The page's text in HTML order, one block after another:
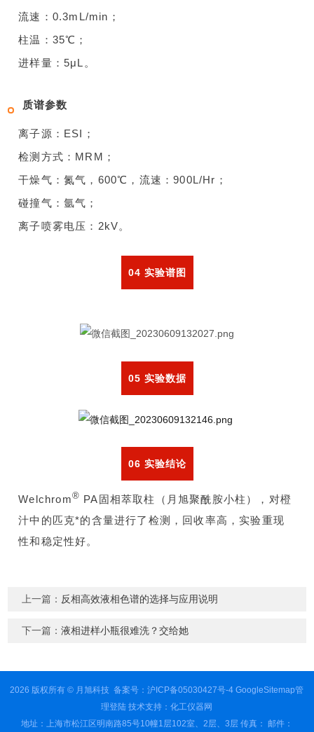
流速：0.3mL/min；
柱温：35℃；
进样量：5μL。
质谱参数
离子源：ESI；
检测方式：MRM；
干燥气：氮气，600℃，流速：900L/Hr；
碰撞气：氩气；
离子喷雾电压：2kV。
04 实验谱图
05 实验数据
06 实验结论
Welchrom® PA固相萃取柱（月旭聚酰胺小柱），对橙
汁中的匹克*的含量进行了检测，回收率高，实验重现
性和稳定性好。
上一篇： 反相高效液相色谱的选择与应用说明
下一篇：液相进样小瓶很难洗？交给她
2026 版权所有 © 月旭科技备案号：沪ICP备05030427号-4 GoogleSitemap管
理登陆 技术支持：化工仪器网
地址：上海市松江区明南路85号10幢1层102室、2层、3层 传真： 邮件：